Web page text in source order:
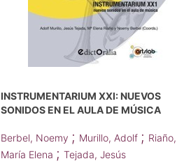
INSTRUMENTARIUM XXI: NUEVOS
SONIDOS EN EL AULA DE MÚSICA
Berbel, Noemy ; Murillo, Adolf ; Riaño,
María Elena ;Tejada, Jesús